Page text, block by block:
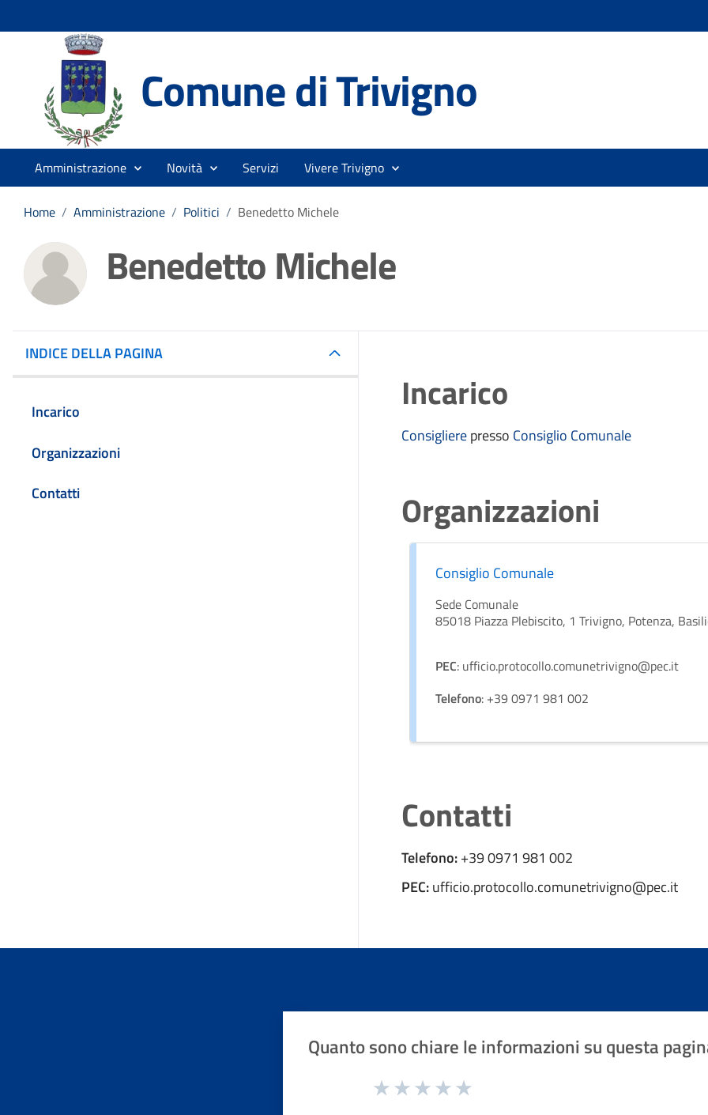
Comune di Trivigno
Amministrazione Novità Servizi Vivere Trivigno
Home / Amministrazione / Politici / Benedetto Michele
Benedetto Michele
INDICE DELLA PAGINA
Incarico
Organizzazioni
Contatti
Incarico
Consiglierepresso Consiglio Comunale
Organizzazioni
Consiglio Comunale
Sede Comunale
85018 Piazza Plebiscito, 1 Trivigno, Potenza,
PEC: ufficio.protocollo.comunetrivigno@pec.it
Telefono: +39 0971 981 002
Contatti
Telefono:+39 0971 981 002
PEC:ufficio.protocollo.comunetrivigno@pec.it
Quanto sono chiare le informazioni su questa
Valuta da 1 a 5 stelle la pagina